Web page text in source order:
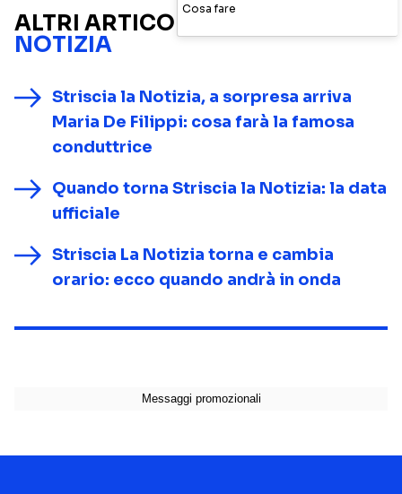
ALTRI ARTICOLI SU
NOTIZIA
Striscia la Notizia, a sorpresa arriva
Maria De Filippi: cosa farà la famosa
conduttrice
Quando torna Striscia la Notizia: la data
ufficiale
Striscia La Notizia torna e cambia
orario: ecco quando andrà in onda
Cosa fare